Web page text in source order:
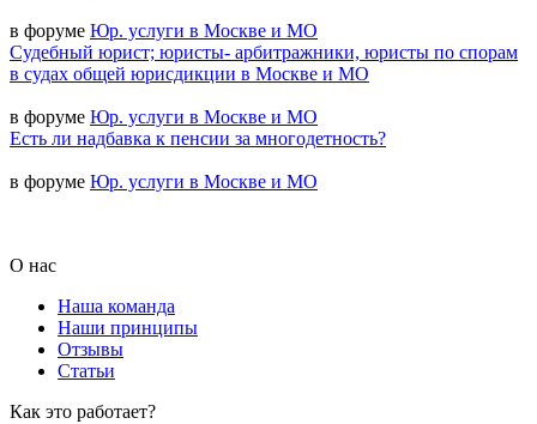
в форуме Юр. услуги в Москве и МО
Судебный юрист; юристы- арбитражники, юристы по спорам
в судах общей юрисдикции в Москве и МО
в форуме Юр. услуги в Москве и МО
Есть ли надбавка к пенсии за многодетность?
в форуме Юр. услуги в Москве и МО
О нас
Наша команда
Наши принципы
Отзывы
Статьи
Как это работает?